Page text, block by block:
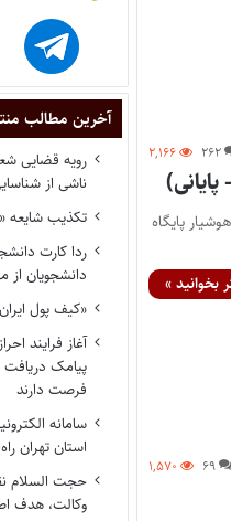
۲۶۲ ۲,۱۶۶
سیاوش هوشیار پایگاه
بخوانید »
۶۹ ۱,۵۷۰
آخرین مطالب
رویه قضایی
ناشی از
تکذیب شایعه
ردا کارت
دانشجویان از مهر
«کیف پول
آغاز فرایند
پیامک دریافت
فرصت دارند
سامانه
استان تهران
حجت السلام
وکالت، هدف